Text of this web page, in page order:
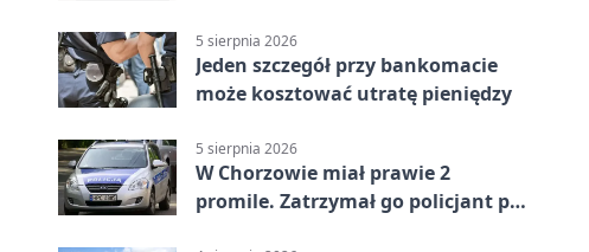
5 sierpnia 2026
Jeden szczegół przy bankomacie
może kosztować utratę pieniędzy
5 sierpnia 2026
W Chorzowie miał prawie 2
promile. Zatrzymał go policjant po